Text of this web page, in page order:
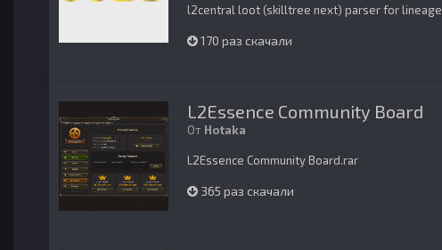
l2central loot (skilltree next) parser for lineage
170 раз скачали
L2Essence Community Board
От Hotaka
L2Essence Community Board.rar
365 раз скачали